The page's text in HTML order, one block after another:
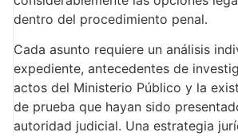
dentro del procedimiento penal.
Cada asunto requiere un análisis
expediente, antecedentes de
actos del Ministerio Público y la
de prueba que hayan sido
autoridad judicial. Una estrategia